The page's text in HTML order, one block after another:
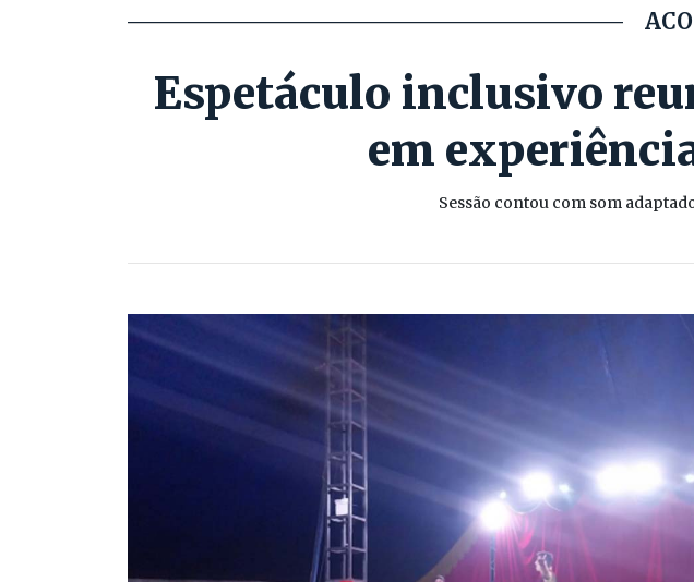
Espetáculo inclusivo
em
Sessão contou com som